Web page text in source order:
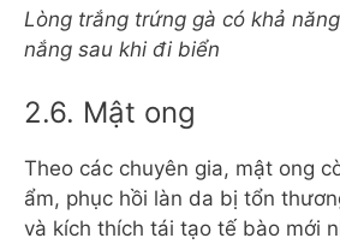
Lòng trắng trứng gà có khả
nắng sau khi đi biển
2.6. Mật ong
Theo các chuyên gia, mật ong
ẩm, phục hồi làn da bị tổn
và kích thích tái tạo tế bào mới